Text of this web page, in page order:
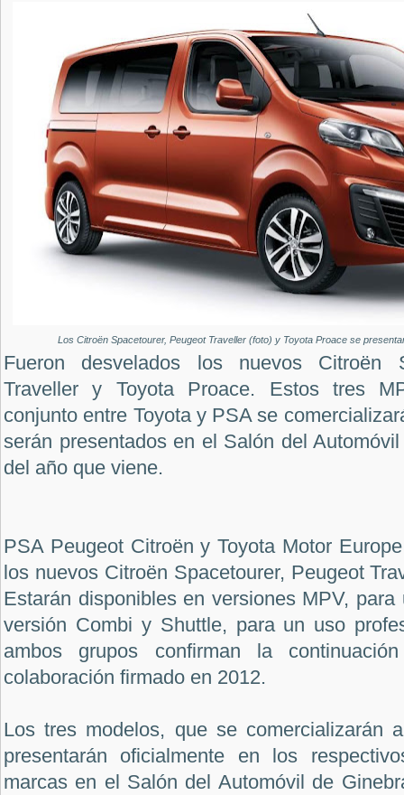
Los Citroën Spacetourer, Peugeot Traveller (foto) y Toyota Proace se
Fueron desvelados los nuevos Citroën
Traveller y Toyota Proace. Estos tres
conjunto entre Toyota y PSA se
serán presentados en el Salón del
del año que viene.
PSA Peugeot Citroën y Toyota Motor
los nuevos Citroën Spacetourer, Peugeot
Estarán disponibles en versiones MPV,
versión Combi y Shuttle, para un uso
ambos grupos confirman la
colaboración firmado en 2012.
Los tres modelos, que se comercializarán
presentarán oficialmente en los
marcas en el Salón del Automóvil de